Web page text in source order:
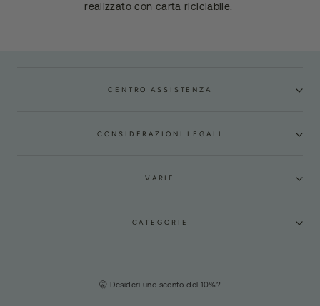
realizzato con carta riciclabile.
CENTRO ASSISTENZA
CONSIDERAZIONI LEGALI
VARIE
CATEGORIE
🤫 Desideri uno sconto del 10%?